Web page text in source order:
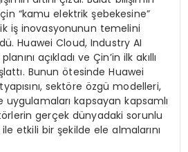
“kamu elektrik şebekesine”
iş inovasyonunun temelini
Huawei Cloud, Industry AI
açıkladı ve Çin’in ilk akıllı
Bunun ötesinde Huawei
sektöre özgü modelleri,
kapsayan kapsamlı
gerçek dünyadaki sorunlu
etkili bir şekilde ele almalarını